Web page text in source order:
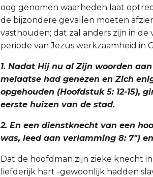
oog genomen waarheden laat
de bijzondere gevallen moeten
vasthouden; dat zal anders zijn in
periode van Jezus werkzaamheid in
1. Nadat Hij nu al Zijn woorden
melaatse had genezen en Zich
opgehouden (Hoofdstuk 5: 12-15),
eerste huizen van de stad.
2. En een dienstknecht van een
was, leed aan verlamming 8: 7")
Dat de hoofdman zijn zieke knecht
liefderijk hart -gewoonlijk hadden